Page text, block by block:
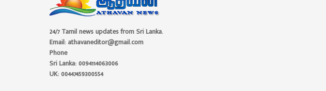
24/7 Tamil news updates from Sri Lanka.
Email: athavaneditor@gmail.com
Phone
Sri Lanka: 0094114063006
UK: 00447459300554